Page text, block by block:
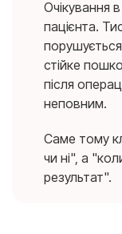
Очікування
пацієнта.
стійке
після
неповним.
Саме тому
чи ні", а
результат".